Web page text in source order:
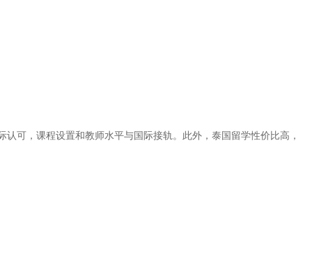
可，课程设置和教师水平与国际接轨。此外，泰国留学性价比高，